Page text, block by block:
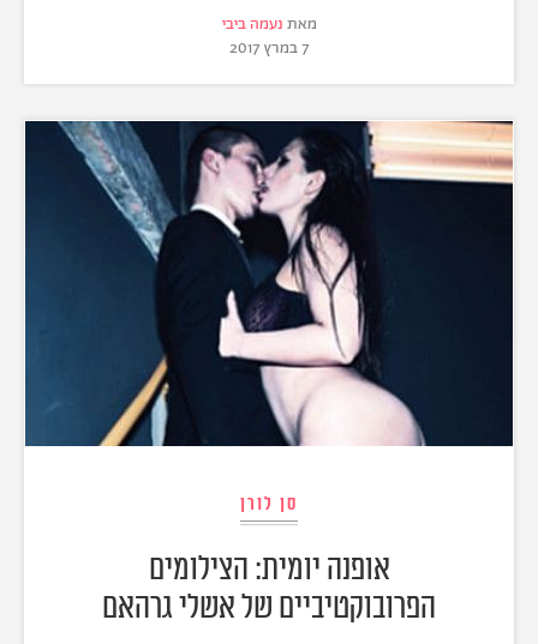
מאת נעמה ביבי
7 במרץ 2017
סן לורן
אופנה יומית: הצילומים
הפרובוקטיביים של אשלי גרהאם